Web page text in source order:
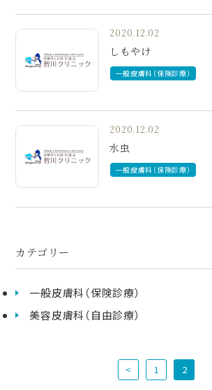
カテゴリー
一般皮膚科（保険診療）
美容皮膚科（自由診療）
2020.12.02
しもやけ
一般皮膚科（保険診療）
2020.12.02
水虫
一般皮膚科（保険診療）
< 1 2